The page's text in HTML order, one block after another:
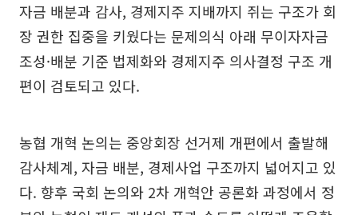
자금 배분과 감사, 경제지주 지배까지 쥐는 구조가 회
장 권한 집중을 키웠다는 문제의식 아래 무이자자금
조성·배분 기준 법제화와 경제지주 의사결정 구조 개
편이 검토되고 있다.
농협 개혁 논의는 중앙회장 선거제 개편에서 출발해
감사체계, 자금 배분, 경제사업 구조까지 넓어지고 있
다. 향후 국회 논의와 2차 개혁안 공론화 과정에서 정